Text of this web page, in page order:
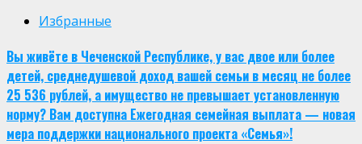
Избранные
Вы живёте в Чеченской Республике, у вас двое или более
детей, среднедушевой доход вашей семьи в месяц не более
25 536 рублей, а имущество не превышает установленную
норму? Вам доступна Ежегодная семейная выплата — новая
мера поддержки национального проекта «Семья»!